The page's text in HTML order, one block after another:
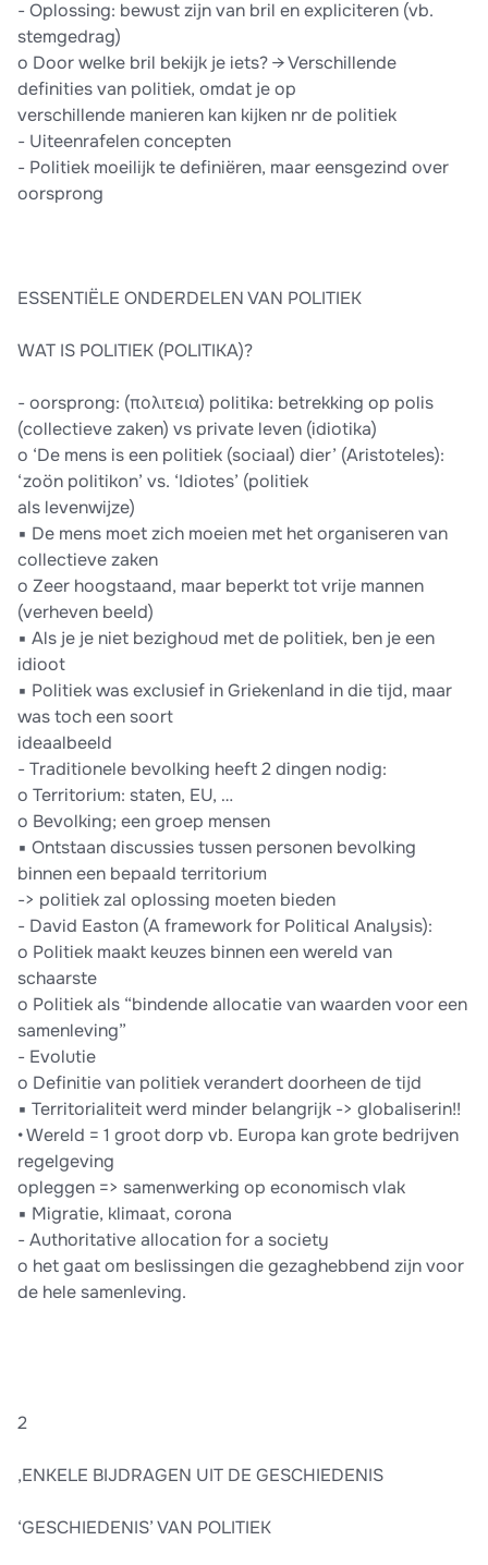
- Oplossing: bewust zijn van bril en expliciteren (vb.
stemgedrag)
o Door welke bril bekijk je iets? → Verschillende
definities van politiek, omdat je op
verschillende manieren kan kijken nr de politiek
- Uiteenrafelen concepten
- Politiek moeilijk te definiëren, maar eensgezind over
oorsprong
ESSENTIËLE ONDERDELEN VAN POLITIEK
WAT IS POLITIEK (POLITIKA)?
- oorsprong: (πολιτεια) politika: betrekking op polis
(collectieve zaken) vs private leven (idiotika)
o ‘De mens is een politiek (sociaal) dier’ (Aristoteles):
‘zoön politikon’ vs. ‘Idiotes’ (politiek
als levenwijze)
▪ De mens moet zich moeien met het organiseren van
collectieve zaken
o Zeer hoogstaand, maar beperkt tot vrije mannen
(verheven beeld)
▪ Als je je niet bezighoud met de politiek, ben je een
idioot
▪ Politiek was exclusief in Griekenland in die tijd, maar
was toch een soort
ideaalbeeld
- Traditionele bevolking heeft 2 dingen nodig:
o Territorium: staten, EU, …
o Bevolking; een groep mensen
▪ Ontstaan discussies tussen personen bevolking
binnen een bepaald territorium
-> politiek zal oplossing moeten bieden
- David Easton (A framework for Political Analysis):
o Politiek maakt keuzes binnen een wereld van
schaarste
o Politiek als “bindende allocatie van waarden voor een
samenleving”
- Evolutie
o Definitie van politiek verandert doorheen de tijd
▪ Territorialiteit werd minder belangrijk -> globaliserin!!
• Wereld = 1 groot dorp vb. Europa kan grote bedrijven
regelgeving
opleggen => samenwerking op economisch vlak
▪ Migratie, klimaat, corona
- Authoritative allocation for a society
o het gaat om beslissingen die gezaghebbend zijn voor
de hele samenleving.
2
,ENKELE BIJDRAGEN UIT DE GESCHIEDENIS
‘GESCHIEDENIS’ VAN POLITIEK